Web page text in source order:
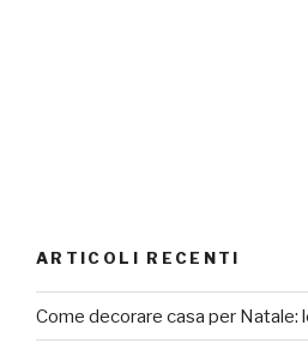
ARTICOLI RECENTI
Come decorare casa per Natale: